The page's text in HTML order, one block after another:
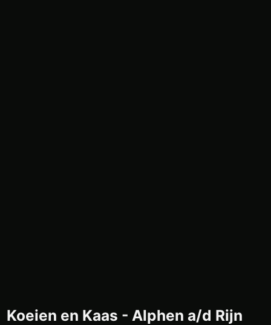
Koeien en Kaas - Alphen a/d Rijn